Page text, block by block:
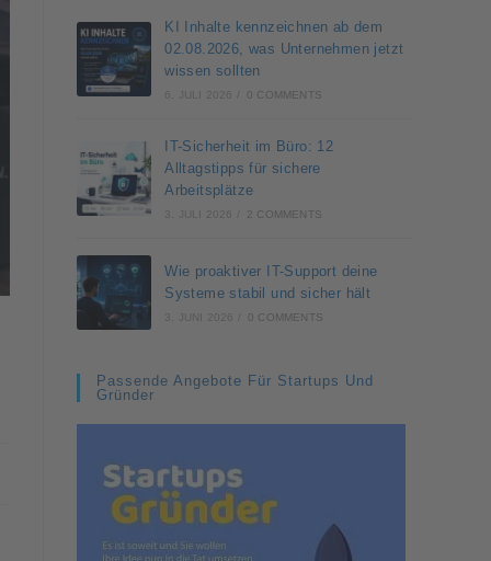
KI Inhalte kennzeichnen ab dem
02.08.2026, was Unternehmen jetzt
wissen sollten
6. JULI 2026 0 COMMENTS
IT-Sicherheit im Büro: 12
Alltagstipps für sichere
Arbeitsplätze
3. JULI 2026 2 COMMENTS
Wie proaktiver IT-Support deine
Systeme stabil und sicher hält
3. JUNI 2026 0 COMMENTS
Passende Angebote Für Startups Und
Gründer